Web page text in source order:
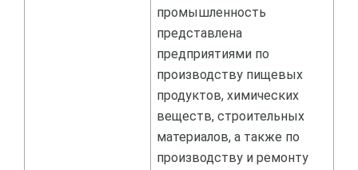
промышленность
представлена
предприятиями по
производству пищевых
продуктов, химических
веществ, строительных
материалов, а также по
производству и ремонту